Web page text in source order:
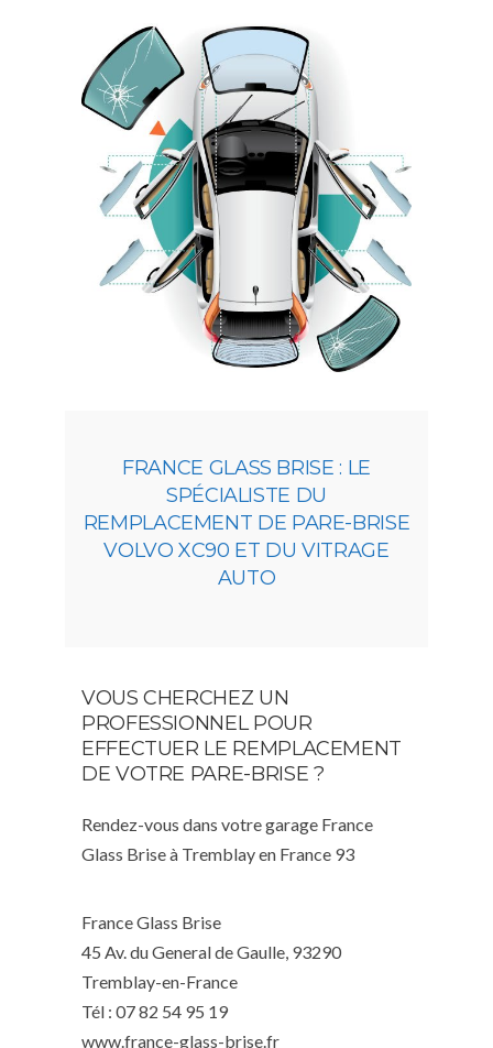
FRANCE GLASS BRISE : LE
SPÉCIALISTE DU
REMPLACEMENT DE PARE-BRISE
VOLVO XC90 ET DU VITRAGE
AUTO
VOUS CHERCHEZ UN
PROFESSIONNEL POUR
EFFECTUER LE REMPLACEMENT
DE VOTRE PARE-BRISE ?
Rendez-vous dans votre garage France
Glass Brise à Tremblay en France 93
France Glass Brise
45 Av. du General de Gaulle, 93290
Tremblay-en-France
Tél : 07 82 54 95 19
www.france-glass-brise.fr